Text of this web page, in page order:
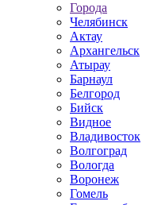
Города
Челябинск
Актау
Архангельск
Атырау
Барнаул
Белгород
Бийск
Видное
Владивосток
Волгоград
Вологда
Воронеж
Гомель